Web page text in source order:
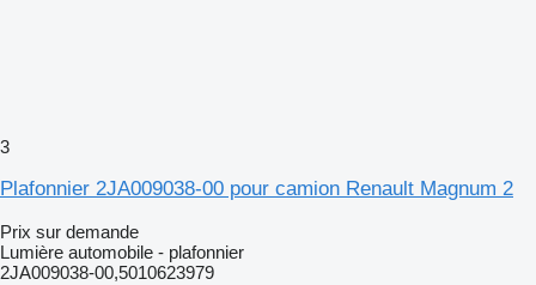
3
Plafonnier 2JA009038-00 pour camion Renault Magnum 2
Prix sur demande
Lumière automobile - plafonnier
2JA009038-00,5010623979